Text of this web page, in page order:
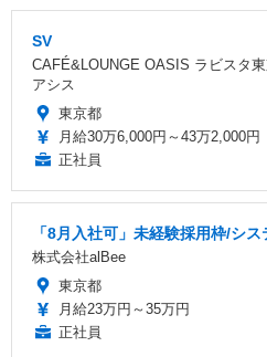
SV
CAFÉ&LOUNGE OASIS ラビスタ
アシス
東京都
月給30万6,000円～43万2,000円
正社員
「8月入社可」未経験採用枠/シ
株式会社alBee
東京都
月給23万円～35万円
正社員